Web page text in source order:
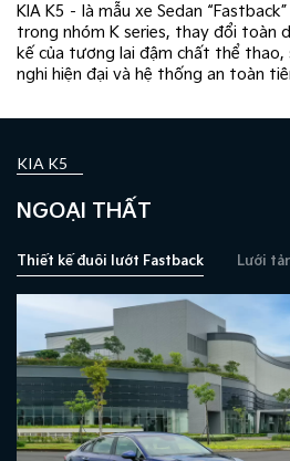
KIA K5 – là mẫu xe Sedan
trong nhóm K series, thay đổi toàn
kế của tương lai đậm chất thể
nghi hiện đại và hệ thống an toàn
KIA K5
NGOẠI THẤT
Thiết kế đuôi lướt Fastback Lưới